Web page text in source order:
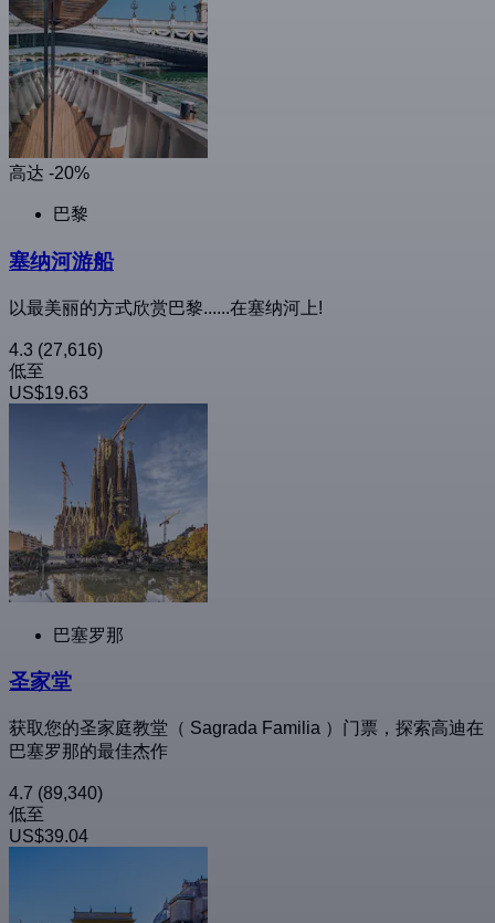
高达 -20%
巴黎
塞纳河游船
以最美丽的方式欣赏巴黎......在塞纳河上!
4.3 (27,616)
低至
US$19.63
巴塞罗那
圣家堂
获取您的圣家庭教堂（ Sagrada Familia ）门票，探索高迪在
巴塞罗那的最佳杰作
4.7 (89,340)
低至
US$39.04